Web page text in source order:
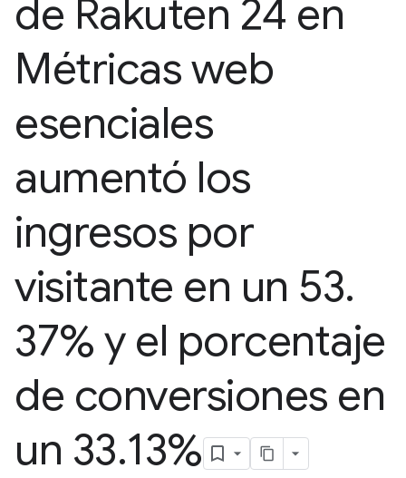
de Rakuten 24 en
Métricas web
esenciales
aumentó los
ingresos por
visitante en un 53.
37% y el porcentaje
de conversiones en
un 33.13%